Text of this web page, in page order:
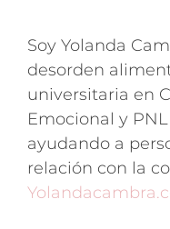
Soy Yolanda
desorden
universitaria en
Emocional y
ayudando a
relación con la